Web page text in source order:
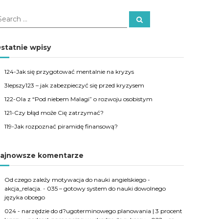
S
wpisy
124-Jak się przygotować mentalnie na kryzys
3lepszy123 – jak zabezpieczyć się przed kryzysem
122-Ola z “Pod niebem Malagi” o rozwoju osobistym
121-Czy błąd może Cię zatrzymać?
119-Jak rozpoznać piramidę finansową?
komentarze
Od czego zależy motywacja do nauki angielskiego -
akcja_relacja. - 035 – gotowy system do nauki dowolnego
języka obcego
024 - narzędzie do d?ugoterminowego planowania | 3 procent